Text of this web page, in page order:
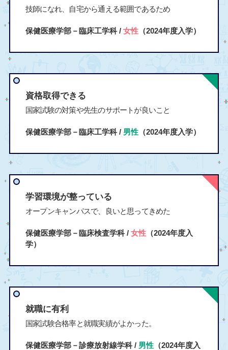
技師になれ、自宅から通える範囲であるため
保健医療学部－臨床工学科 / 女性（2024年度入学）
資格取得できる
国家試験の対策や先生のサポートが良いこと
保健医療学部－臨床工学科 / 男性（2024年度入学）
学習環境が整っている
オープンキャンパスで、良いと思ってきめた
保健医療学部－臨床検査学科 / 女性（2024年度入
学）
就職に有利
国家試験合格率と就職実績がよかった。
保健医療学部－診療放射線学科 / 男性（2024年度入